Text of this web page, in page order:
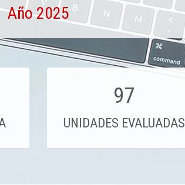
Año 2025
97
UNIDADES EVALUADAS